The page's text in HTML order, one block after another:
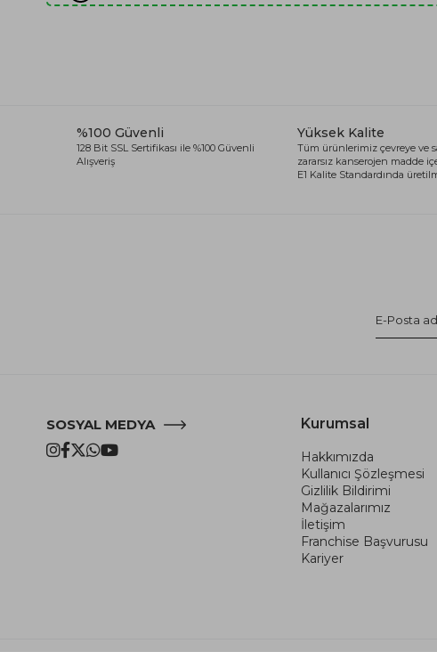
%100 Güvenli
128 Bit SSL Sertifikası ile %100 Güvenli
Alışveriş
Yüksek Kalite
Tüm ürünlerimiz çevreye ve
zararsız kanserojen madde
E1 Kalite Standardında
SOSYAL MEDYA Kurumsal
Hakkımızda
Kullanıcı Şözleşmesi
Gizlilik Bildirimi
Mağazalarımız
İletişim
Franchise Başvurusu
Kariyer